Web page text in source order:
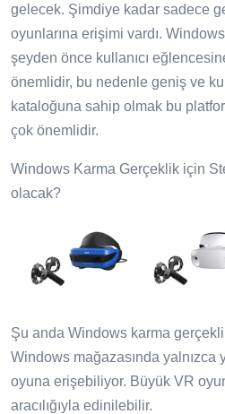
gelecek. Şimdiye kadar sadece
oyunlarına erişimi vardı.
şeyden önce kullanıcı
önemlidir, bu nedenle geniş ve
kataloğuna sahip olmak bu
çok önemlidir.
Windows Karma Gerçeklik için
olacak?
Şu anda Windows karma
Windows mağazasında yalnızca
oyuna erişebiliyor. Büyük VR
aracılığıyla edinilebilir.